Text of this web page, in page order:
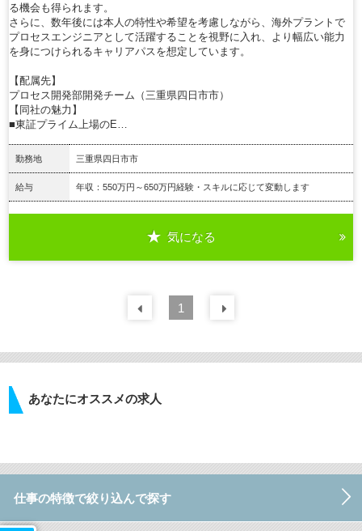
る機会も得られます。
さらに、数年後には本人の特性や希望を考慮しながら、海外プラントで
プロセスエンジニアとして活躍することを視野に入れ、より幅広い能力
を身につけられるキャリアパスを想定しています。
【配属先】
プロセス開発部開発チーム（三重県四日市市）
【同社の魅力】
■東証プライム上場のE…
勤務地 三重県四日市市
給与 年収：550万円～650万円経験・スキルに応じて変動します
気になる
前の 件
1
あなたにオススメの求人
仕事の特徴で絞り込んで探す